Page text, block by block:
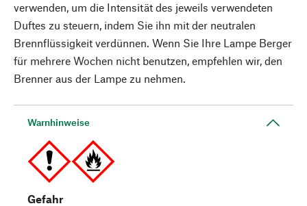
verwenden, um die Intensität des jeweils verwendeten
Duftes zu steuern, indem Sie ihn mit der neutralen
Brennflüssigkeit verdünnen. Wenn Sie Ihre Lampe Berger
für mehrere Wochen nicht benutzen, empfehlen wir, den
Brenner aus der Lampe zu nehmen.
Warnhinweise
Gefahr